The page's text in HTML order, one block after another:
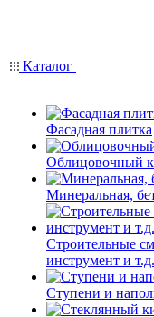
Каталог
Фасадная плитка
Облицовочный
Минеральная,
Строительные
инструмент и т.д.
Ступени и